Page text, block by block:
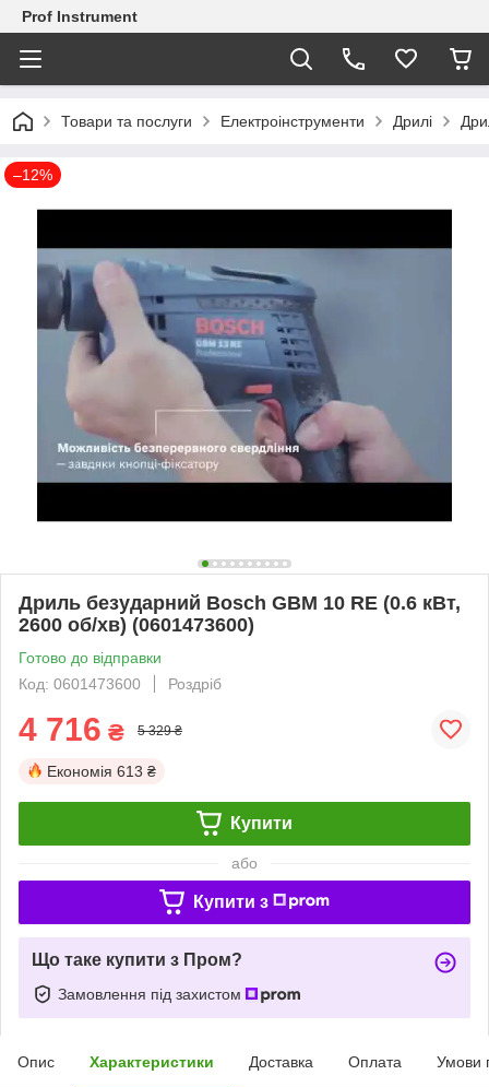
Prof Instrument
Товари та послуги Електроінструменти Дрилі
–12%
Дриль безударний Bosch GBM 10 RE (0.6 кВт,
2600 об/хв) (0601473600)
Готово до відправки
Код: 0601473600
Роздріб
4 716 ₴ 5 329 ₴
Економія 613 ₴
Купити
або
Купити з
Що таке купити з Пром?
Замовлення під захистом
Опис Характеристики Доставка Оплата Умови